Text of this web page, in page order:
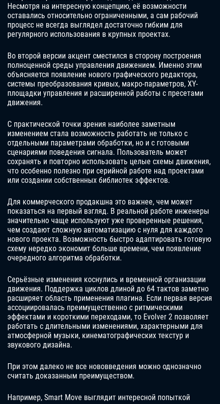
Несмотря на интересную концепцию, её возможности
оставались относительно ограниченными, а сам рабочий
процесс не всегда выглядел достаточно гибким для
регулярного использования в крупных проектах.
Во второй версии акцент сместился в сторону построения
полноценной среды управления движением. Именно этим
объясняется появление нового графического редактора,
системы преобразования кривых, макро-параметров, XY-
площадки управления и расширенной работы с пресетами
движения.
С практической точки зрения наиболее заметным
изменением стала возможность работать не только с
отдельными параметрами обработки, но и с готовыми
сценариями поведения сигнала. Пользователь может
сохранять и повторно использовать целые схемы движения,
что особенно полезно при серийной работе над проектами
или создании собственных библиотек эффектов.
Для коммерческого продакшна это важнее, чем может
показаться на первый взгляд. В реальной работе инженеры
значительно чаще используют уже проверенные решения,
чем создают сложную автоматизацию с нуля для каждого
нового проекта. Возможность быстро адаптировать готовую
схему нередко экономит больше времени, чем появление
очередного алгоритма обработки.
Серьёзные изменения коснулись и временной организации
движения. Поддержка циклов длиной до 64 тактов заметно
расширяет область применения плагина. Если первая версия
ассоциировалась преимущественно с ритмическими
эффектами и короткими переходами, то Evolver 2 позволяет
работать с длительными изменениями, характерными для
атмосферной музыки, кинематографических текстур и
звукового дизайна.
При этом далеко не все нововведения можно однозначно
считать доказанным преимуществом.
Например, Smart Move выглядит интересной попыткой